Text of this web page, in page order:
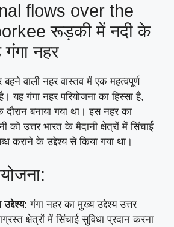
flows over the
रूड़की में नदी के
नहर
वाली नहर वास्तव में एक महत्वपूर्ण
यह गंगा नहर परियोजना का हिस्सा है,
बनाया गया था। इस नहर का
को उत्तर भारत के मैदानी क्षेत्रों में सिंचाई
कराने के उद्देश्य से किया गया था।
: गंगा नहर का मुख्य उद्देश्य उत्तर
क्षेत्रों में सिंचाई सुविधा प्रदान करना